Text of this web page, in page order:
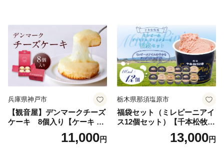
兵庫県神戸市
【観音屋】デンマークチーズ
ケーキ 8個入り【ケーキ チ
ーズケーキ 人気スイーツ お
すすめスイーツ 神戸スイー
11,000円
栃木県那須塩原市
福袋セット（ミレピーニアイ
ス12個セット）【千本松牧
場】 ns025-014-12 【デザー
ト 詰め合わせ ギフト】
13,000円